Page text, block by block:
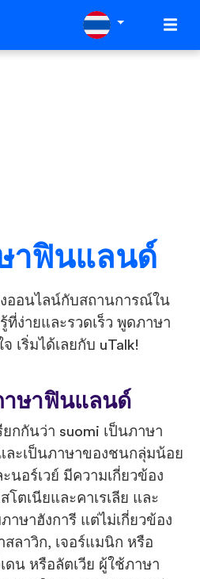
าฟินแลนด์
ออนไลน์กับสถานการณ์ใน
ที่ง่ายและรวดเร็ว พูดภาษา
เริ่มได้เลยกับ uTalk!
าษาฟินแลนด์
กกันว่า suomi เป็นภาษา
ะเป็นภาษาของชนกลุ่มน้อย
นอร์เวย์ มีความเกี่ยวข้อง
โตเนียและคาเรเลีย และ
าษาฮังการี แต่ไม่เกี่ยวข้อง
ลาวิก, เจอร์แมนิก หรือ
ดน หรือลัตเวีย ผู้ใช้ภาษา